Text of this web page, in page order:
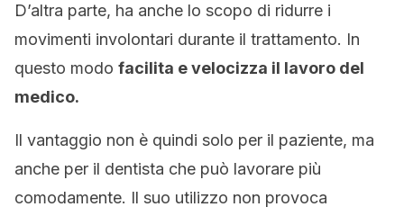
D’altra parte, ha anche lo scopo di ridurre i
movimenti involontari durante il trattamento. In
questo modo facilita e velocizza il lavoro del
medico.
Il vantaggio non è quindi solo per il paziente, ma
anche per il dentista che può lavorare più
comodamente. Il suo utilizzo non provoca